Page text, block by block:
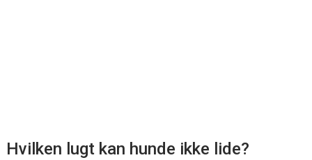
Hvilken lugt kan hunde ikke lide?